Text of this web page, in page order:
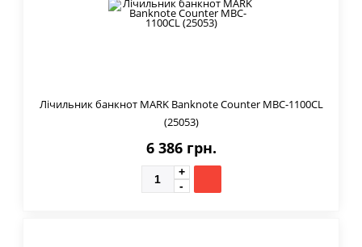
Лічильник банкнот MARK Banknote Counter MBC-1100CL
(25053)
6 386 грн.